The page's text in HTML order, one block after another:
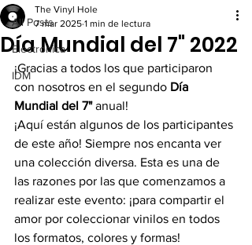
All Posts
Electronica
IDM
Día Mundial del 7" 2022
The Vinyl Hole
7 mar 2025 1 min de lectura
¡Gracias a todos los que participaron
con nosotros en el segundo Día
Mundial del 7" anual!
¡Aquí están algunos de los participantes
de este año! Siempre nos encanta ver
una colección diversa. Esta es una de
las razones por las que comenzamos a
realizar este evento: ¡para compartir el
amor por coleccionar vinilos en todos
los formatos, colores y formas!